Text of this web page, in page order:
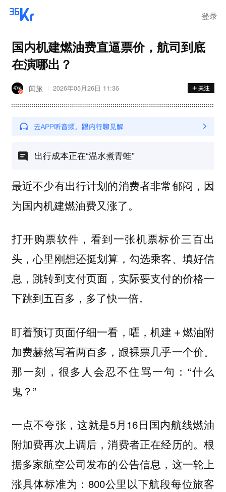
登录
国内机建燃油费直逼票价，航司到底
在演哪出？
闻旅 2026年05月26日 11:36
出行成本正在“温水煮青蛙”
最近不少有出行计划的消费者非常郁闷，因
为国内机建燃油费又涨了。
打开购票软件，看到一张机票标价三百出
头，心里刚想还挺划算，勾选乘客、填好信
息，跳转到支付页面，实际要支付的价格一
下跳到五百多，多了快一倍。
盯着预订页面仔细一看，嚯，机建＋燃油附
加费赫然写着两百多，跟裸票几乎一个价。
那一刻，很多人会忍不住骂一句：“什么
鬼？”
一点不夸张，这就是5月16日国内航线燃油
附加费再次上调后，消费者正在经历的。根
据多家航空公司发布的公告信息，这一轮上
涨具体标准为：800公里以下航段每位旅客